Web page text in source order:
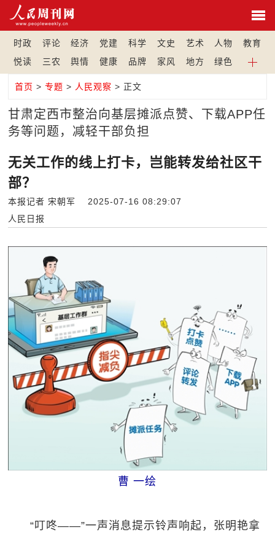
时政 评论 经济 党建 科学 文史 艺术 人物
教育
悦读
三农 舆情 健康 品牌 家风 地方 绿色
首页 >专题 > 人民观察 > 正文
甘肃定西市整治向基层摊派点赞、下载APP任
务等问题，减轻干部负担
无关工作的线上打卡，岂能转发给社区干
部？
本报记者 宋朝军 2025-07-16 08:29:07
人民日报
曹 一绘
“叮咚——”一声消息提示铃声响起，张明艳拿